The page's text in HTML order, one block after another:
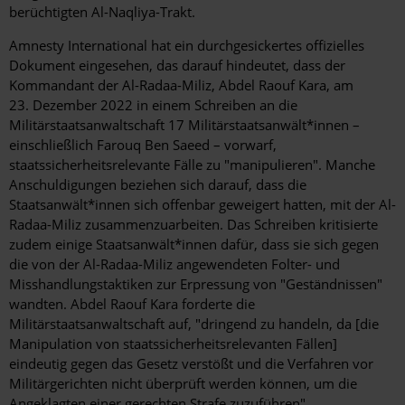
berüchtigten Al-Naqliya-Trakt.
Amnesty International hat ein durchgesickertes offizielles
Dokument eingesehen, das darauf hindeutet, dass der
Kommandant der Al-Radaa-Miliz, Abdel Raouf Kara, am
23. Dezember 2022 in einem Schreiben an die
Militärstaatsanwaltschaft 17 Militärstaatsanwält*innen –
einschließlich Farouq Ben Saeed – vorwarf,
staatssicherheitsrelevante Fälle zu "manipulieren". Manche
Anschuldigungen beziehen sich darauf, dass die
Staatsanwält*innen sich offenbar geweigert hatten, mit der Al-
Radaa-Miliz zusammenzuarbeiten. Das Schreiben kritisierte
zudem einige Staatsanwält*innen dafür, dass sie sich gegen
die von der Al-Radaa-Miliz angewendeten Folter- und
Misshandlungstaktiken zur Erpressung von "Geständnissen"
wandten. Abdel Raouf Kara forderte die
Militärstaatsanwaltschaft auf, "dringend zu handeln, da [die
Manipulation von staatssicherheitsrelevanten Fällen]
eindeutig gegen das Gesetz verstößt und die Verfahren vor
Militärgerichten nicht überprüft werden können, um die